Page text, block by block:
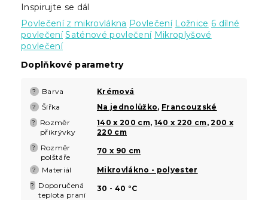
Inspirujte se dál
Povlečení z mikrovlákna Povlečení Ložnice 6 dílné
povlečení Saténové povlečení Mikroplyšové
povlečení
Doplňkové parametry
? Barva Krémová
? Šířka Na jednolůžko, Francouzské
?
Rozměr
přikrývky
140 x 200 cm, 140 x 220 cm,200 x
220 cm
?
Rozměr
polštáře
70 x 90 cm
? Materiál Mikrovlákno - polyester
?
Doporučená
teplota praní
30 - 40 °C